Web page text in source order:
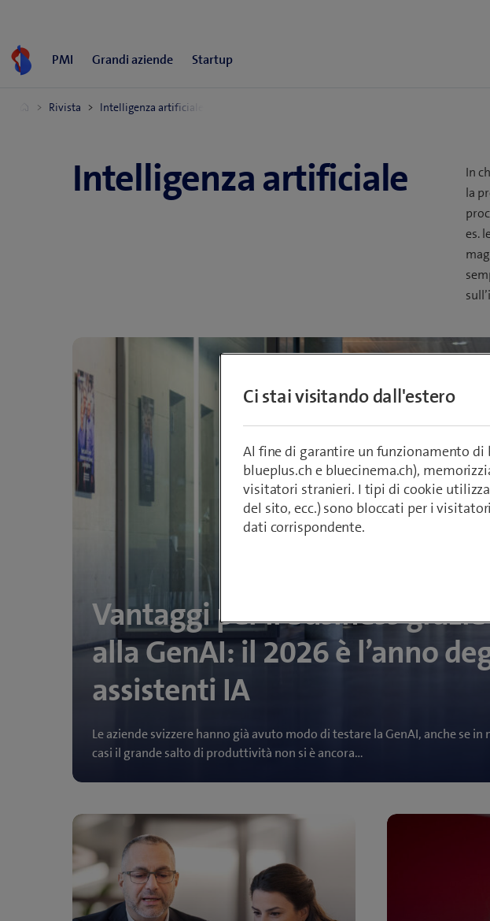
Intelligenza artificiale
In
la
es.
Vantaggi per il business grazie
alla GenAI: il 2026 è l’anno
assistenti IA
Le aziende svizzere hanno già avuto modo di testare la GenAI, anche se in
casi il grande salto di produttività non si è ancora…
Ci stai visitando dall'estero
Al fine di garantire un funzionamento
blueplus.ch e bluecinema.ch),
visitatori stranieri. I tipi di cookie
del sito, ecc.) sono bloccati per i
dati corrispondente.